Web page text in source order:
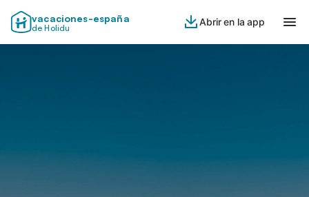
vacaciones-españa
de Holidu
Abrir en la app